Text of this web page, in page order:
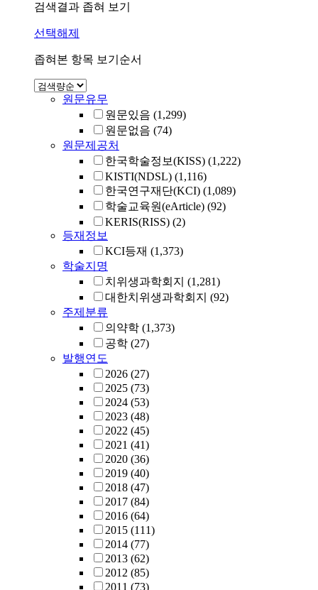
검색결과 좁혀 보기
선택해제
좁혀본 항목 보기순서
원문유무
원문있음 (1,299)
원문없음 (74)
원문제공처
한국학술정보(KISS) (1,222)
KISTI(NDSL) (1,116)
한국연구재단(KCI) (1,089)
학술교육원(eArticle) (92)
KERIS(RISS) (2)
등재정보
KCI등재 (1,373)
학술지명
치위생과학회지 (1,281)
대한치위생과학회지 (92)
주제분류
의약학 (1,373)
공학 (27)
발행연도
2026 (27)
2025 (73)
2024 (53)
2023 (48)
2022 (45)
2021 (41)
2020 (36)
2019 (40)
2018 (47)
2017 (84)
2016 (64)
2015 (111)
2014 (77)
2013 (62)
2012 (85)
2011 (73)